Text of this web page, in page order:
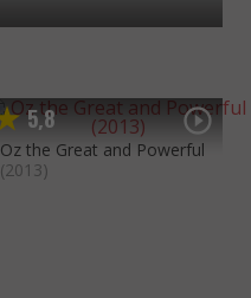
5,8
Oz the Great and Powerful
(2013)